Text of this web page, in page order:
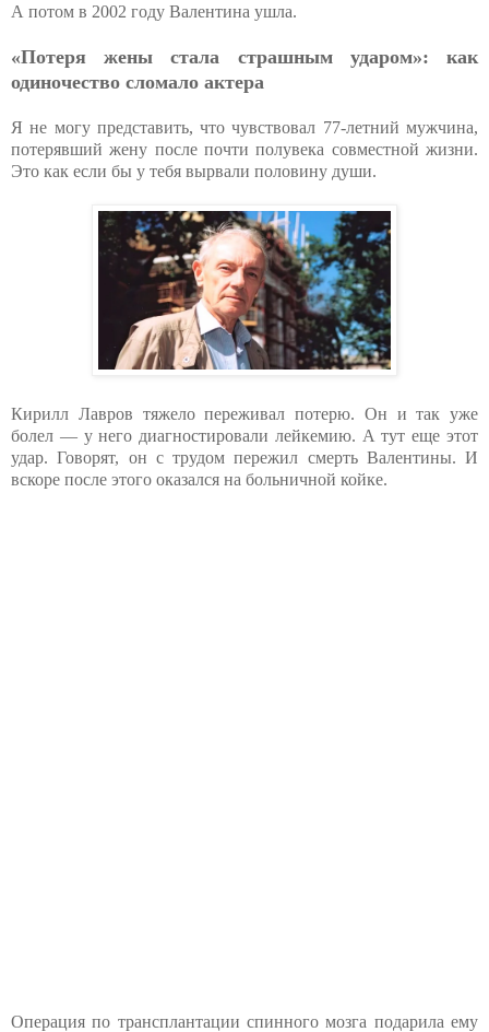
А потом в 2002 году Валентина ушла.
«Потеря жены стала страшным ударом»: как
одиночество сломало актера
Я не могу представить, что чувствовал 77-летний мужчина,
потерявший жену после почти полувека совместной жизни.
Это как если бы у тебя вырвали половину души.
Кирилл Лавров тяжело переживал потерю. Он и так уже
болел — у него диагностировали лейкемию. А тут еще этот
удар. Говорят, он с трудом пережил смерть Валентины. И
вскоре после этого оказался на больничной койке.
Операция по трансплантации спинного мозга подарила ему